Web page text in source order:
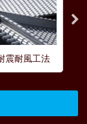
震耐風工法